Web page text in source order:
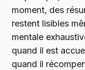
moment, des
restent lisibles
mentale
quand il est
quand il